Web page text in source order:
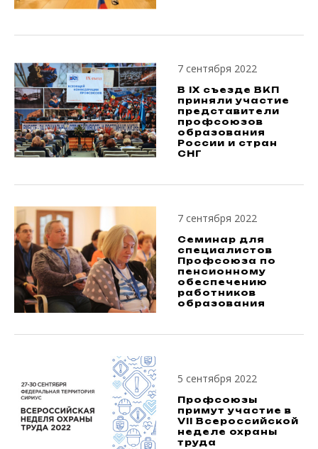
7 сентября 2022
В IX съезде ВКП
приняли участие
представители
профсоюзов
образования
России и стран
СНГ
7 сентября 2022
Семинар для
специалистов
Профсоюза по
пенсионному
обеспечению
работников
образования
5 сентября 2022
Профсоюзы
примут участие в
VII Всероссийской
неделе охраны
труда